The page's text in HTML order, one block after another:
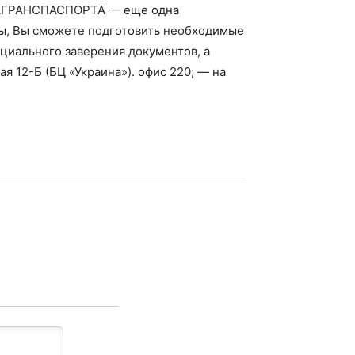
— еще одна
Вы сможете подготовить необходимые
заверения документов, а
12-Б (БЦ «Украина»). офис 220; — на